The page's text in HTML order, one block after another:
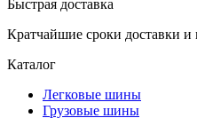
Быстрая доставка
Кратчайшие сроки доставки
Каталог
Легковые шины
Грузовые шины